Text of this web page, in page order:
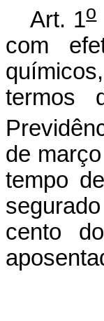
Art. 1o
com
termos
de
tempo
cento